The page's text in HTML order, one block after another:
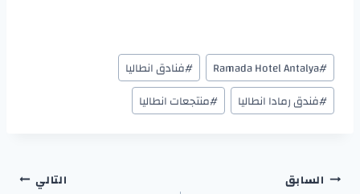
#
Ramada Hotel Antalya
#فنادق انطاليا
#فندق رمادا انطاليا #منتجعات انطاليا
السابق التالي